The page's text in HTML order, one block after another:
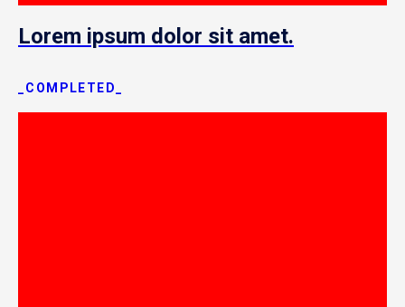
Lorem ipsum dolor sit amet.
_COMPLETED_